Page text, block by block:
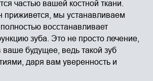
частью вашей костной ткани.
приживется, мы устанавливаем
полностью восстанавливает
зуба. Это не просто лечение,
ваше будущее, ведь такой зуб
даря вам уверенность и